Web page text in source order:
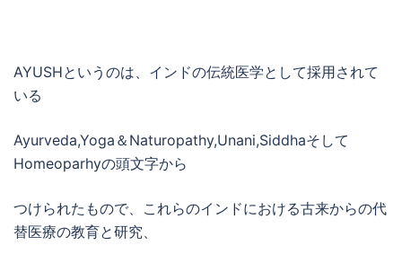
AYUSHというのは、インドの伝統医学として採用されて
いる
Ayurveda,Yoga＆Naturopathy,Unani,Siddhaそして
Homeoparhyの頭文字から
つけられたもので、これらのインドにおける古来からの代
替医療の教育と研究、